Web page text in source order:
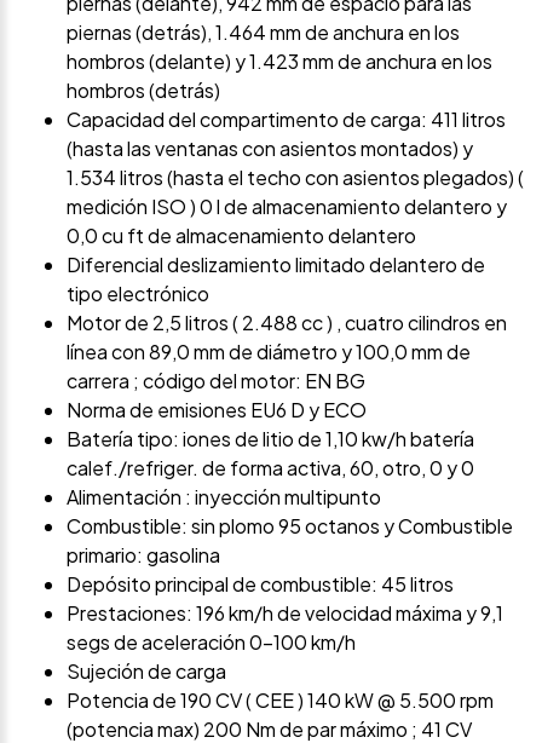
piernas (detrás), 1.464 mm de anchura en los
hombros (delante) y 1.423 mm de anchura en los
hombros (detrás)
Capacidad del compartimento de carga: 411 litros
(hasta las ventanas con asientos montados) y
1.534 litros (hasta el techo con asientos plegados) (
medición ISO ) 0 l de almacenamiento delantero y
0,0 cu ft de almacenamiento delantero
Diferencial deslizamiento limitado delantero de
tipo electrónico
Motor de 2,5 litros ( 2.488 cc ) , cuatro cilindros en
línea con 89,0 mm de diámetro y 100,0 mm de
carrera ; código del motor: EN BG
Norma de emisiones EU6 D y ECO
Batería tipo: iones de litio de 1,10 kw/h batería
calef./refriger. de forma activa, 60, otro, 0 y 0
Alimentación : inyección multipunto
Combustible: sin plomo 95 octanos y Combustible
primario: gasolina
Depósito principal de combustible: 45 litros
Prestaciones: 196 km/h de velocidad máxima y 9,1
segs de aceleración 0-100 km/h
Sujeción de carga
Potencia de 190 CV ( CEE ) 140 kW @ 5.500 rpm
(potencia max) 200 Nm de par máximo ; 41 CV